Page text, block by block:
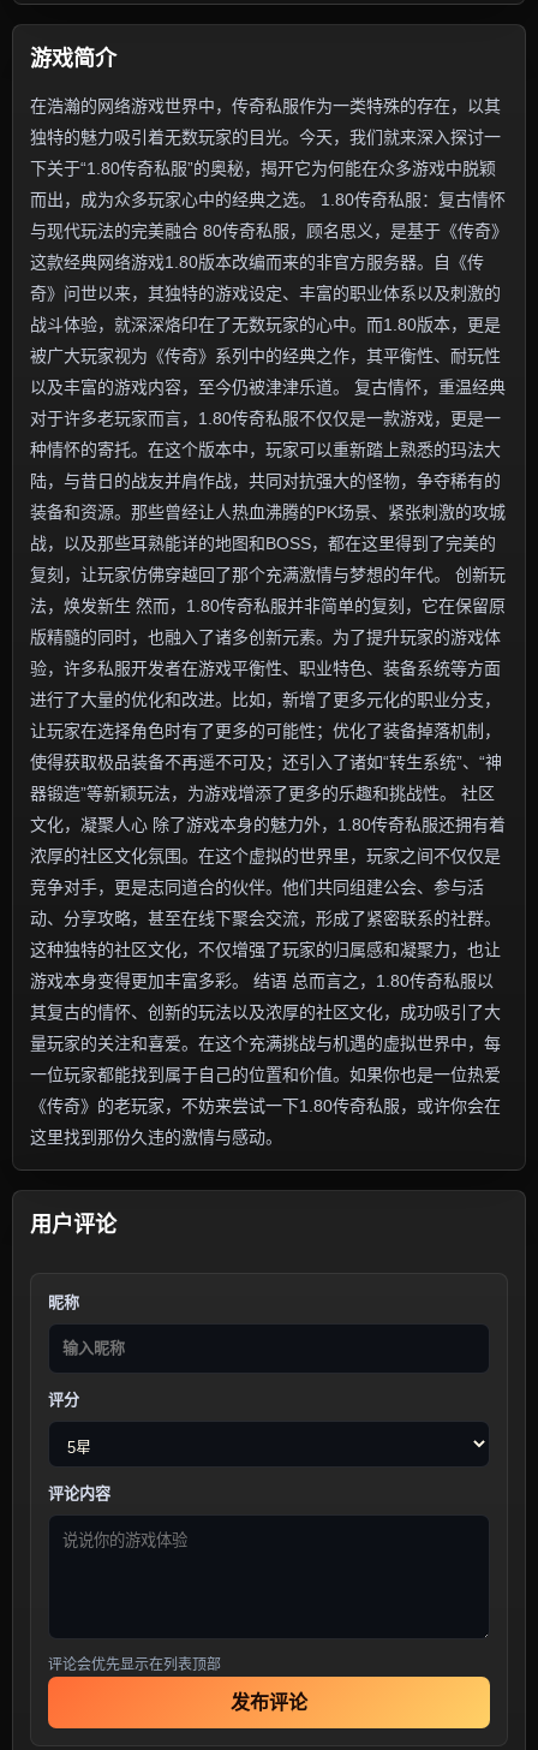
游戏简介
在浩瀚的网络游戏世界中，传奇私服作为一类特殊的存在，以其
独特的魅力吸引着无数玩家的目光。今天，我们就来深入探讨一
下关于“1.80传奇私服”的奥秘，揭开它为何能在众多游戏中脱颖
而出，成为众多玩家心中的经典之选。 1.80传奇私服：复古情怀
与现代玩法的完美融合 80传奇私服，顾名思义，是基于《传奇》
这款经典网络游戏1.80版本改编而来的非官方服务器。自《传
奇》问世以来，其独特的游戏设定、丰富的职业体系以及刺激的
战斗体验，就深深烙印在了无数玩家的心中。而1.80版本，更是
被广大玩家视为《传奇》系列中的经典之作，其平衡性、耐玩性
以及丰富的游戏内容，至今仍被津津乐道。 复古情怀，重温经典
对于许多老玩家而言，1.80传奇私服不仅仅是一款游戏，更是一
种情怀的寄托。在这个版本中，玩家可以重新踏上熟悉的玛法大
陆，与昔日的战友并肩作战，共同对抗强大的怪物，争夺稀有的
装备和资源。那些曾经让人热血沸腾的PK场景、紧张刺激的攻城
战，以及那些耳熟能详的地图和BOSS，都在这里得到了完美的
复刻，让玩家仿佛穿越回了那个充满激情与梦想的年代。 创新玩
法，焕发新生 然而，1.80传奇私服并非简单的复刻，它在保留原
版精髓的同时，也融入了诸多创新元素。为了提升玩家的游戏体
验，许多私服开发者在游戏平衡性、职业特色、装备系统等方面
进行了大量的优化和改进。比如，新增了更多元化的职业分支，
让玩家在选择角色时有了更多的可能性；优化了装备掉落机制，
使得获取极品装备不再遥不可及；还引入了诸如“转生系统”、“神
器锻造”等新颖玩法，为游戏增添了更多的乐趣和挑战性。 社区
文化，凝聚人心 除了游戏本身的魅力外，1.80传奇私服还拥有着
浓厚的社区文化氛围。在这个虚拟的世界里，玩家之间不仅仅是
竞争对手，更是志同道合的伙伴。他们共同组建公会、参与活
动、分享攻略，甚至在线下聚会交流，形成了紧密联系的社群。
这种独特的社区文化，不仅增强了玩家的归属感和凝聚力，也让
游戏本身变得更加丰富多彩。 结语 总而言之，1.80传奇私服以
其复古的情怀、创新的玩法以及浓厚的社区文化，成功吸引了大
量玩家的关注和喜爱。在这个充满挑战与机遇的虚拟世界中，每
一位玩家都能找到属于自己的位置和价值。如果你也是一位热爱
《传奇》的老玩家，不妨来尝试一下1.80传奇私服，或许你会在
这里找到那份久违的激情与感动。
用户评论
昵称
评分
评论内容
评论会优先显示在列表顶部
发布评论